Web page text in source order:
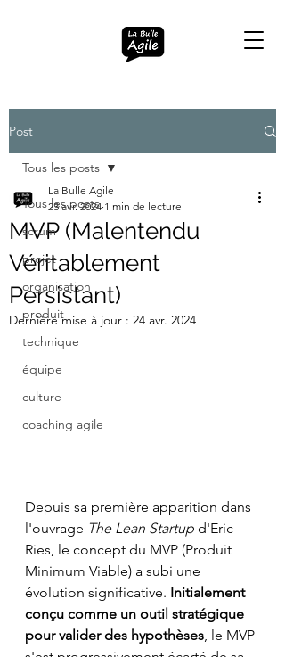
Post
Tous les posts
scrum
projet
organisation
produit
technique
équipe
culture
coaching agile
Tous les posts
MVP (Malentendu
Véritablement
Persistant)
La Bulle Agile
23 avr. 2024 1 min de lecture
Dernière mise à jour : 24 avr. 2024
Depuis sa première apparition dans
l'ouvrage The Lean Startup d'Eric
Ries, le concept du MVP (Produit
Minimum Viable) a subi une
évolution significative. Initialement
conçu comme un outil stratégique
pour valider des hypothèses , le MVP